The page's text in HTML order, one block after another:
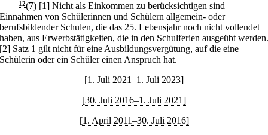
12(7) [1] Nicht als Einkommen zu berücksichtigen sind
Einnahmen von Schülerinnen und Schülern allgemein- oder
berufsbildender Schulen, die das 25. Lebensjahr noch nicht vollendet
haben, aus Erwerbstätigkeiten, die in den Schulferien ausgeübt werden.
[2] Satz 1 gilt nicht für eine Ausbildungsvergütung, auf die eine
Schülerin oder ein Schüler einen Anspruch hat.
[1. Juli 2021–1. Juli 2023]
[30. Juli 2016–1. Juli 2021]
[1. April 2011–30. Juli 2016]